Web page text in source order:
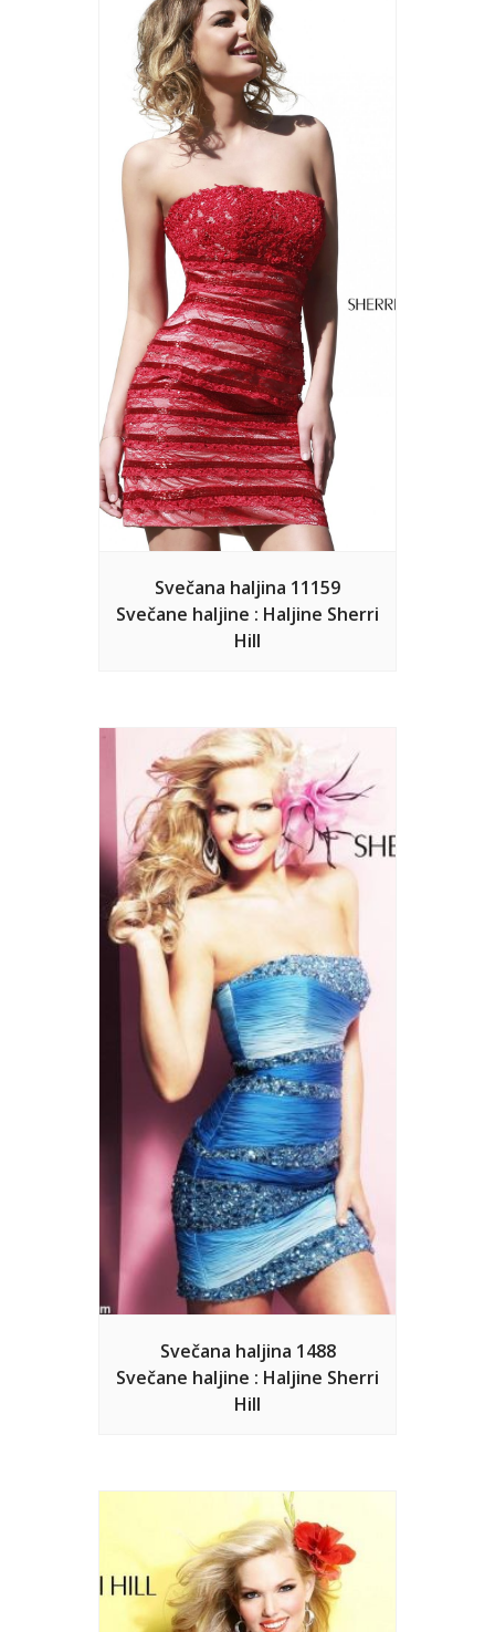
Svečana haljina 11159
Svečane haljine : Haljine Sherri
Hill
Svečana haljina 1488
Svečane haljine : Haljine Sherri
Hill